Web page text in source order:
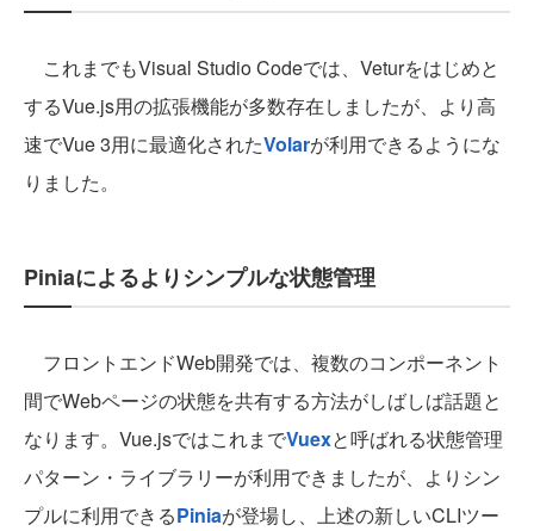
これまでもVisual Studio Codeでは、Veturをはじめと
するVue.js用の拡張機能が多数存在しましたが、より高
速でVue 3用に最適化されたVolarが利用できるようにな
りました。
Piniaによるよりシンプルな状態管理
フロントエンドWeb開発では、複数のコンポーネント
間でWebページの状態を共有する方法がしばしば話題と
なります。Vue.jsではこれまでVuexと呼ばれる状態管理
パターン・ライブラリーが利用できましたが、よりシン
プルに利用できるPiniaが登場し、上述の新しいCLIツー